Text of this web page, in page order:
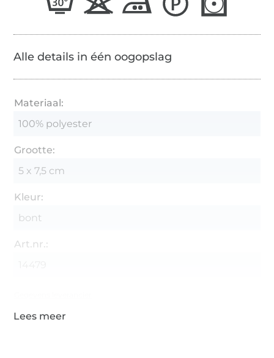
Alle details in één oogopslag
Materiaal:
100% polyester
Grootte:
5 x 7,5 cm
Kleur:
bont
Art.nr.: